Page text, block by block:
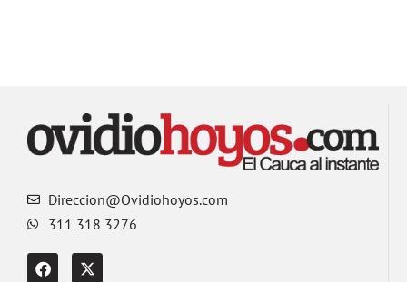
Direccion@Ovidiohoyos.com
311 318 3276